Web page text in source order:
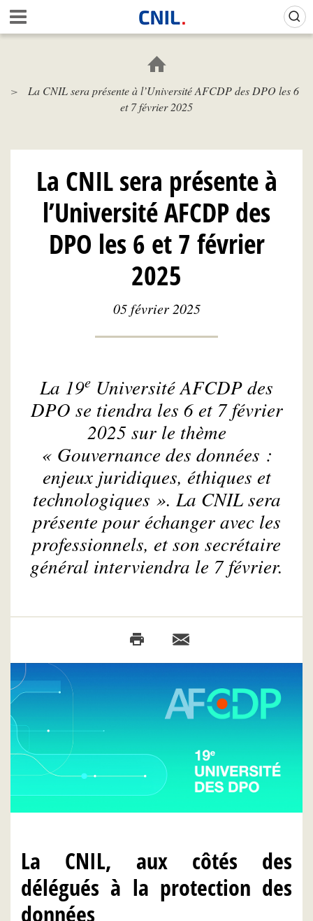
Aller
au
contenu
c
i
N
L
La CNIL sera présente à l’Université AFCDP des DPO les 6
et 7 février 2025
La CNIL sera présente à
l’Université AFCDP des
DPO les 6 et 7 février
2025
05 février 2025
La 19e Université AFCDP des
DPO se tiendra les 6 et 7 février
2025 sur le thème
« Gouvernance des données :
enjeux juridiques, éthiques et
technologiques ». La CNIL sera
présente pour échanger avec les
professionnels, et son secrétaire
général interviendra le 7 février.
La CNIL, aux côtés des
délégués à la protection des
données
Gestion de vos préférences sur les cookies (témoins de connexion)